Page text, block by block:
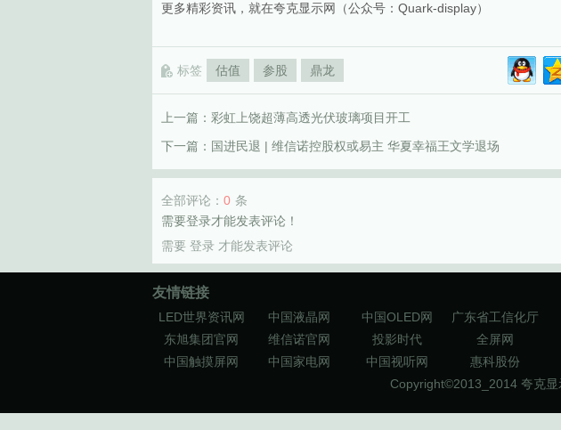
更多精彩资讯，就在夸克显示网（公众号：Quark-display）
标签 估值 参股 鼎龙
上一篇： 彩虹上饶超薄高透光伏玻璃项目开工
下一篇： 国进民退 | 维信诺控股权或易主 华夏幸福王文学退场
全部评论： 0 条
需要登录才能发表评论！
需要 登录 才能发表评论
友情链接
LED世界资讯网 中国液晶网 中国OLED网 广东省工信化厅
东旭集团官网
维信诺官网 投影时代 全屏网
中国触摸屏网
中国家电网 中国视听网 惠科股份
Copyright©2013_2014 夸克